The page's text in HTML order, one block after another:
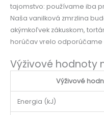
tajomstvo: používame iba
Naša vanilková zmrzlina
akýmkoľvek zákuskom,
horúčav vrelo odporúčame
Výživové hodnoty
Výživové
Energia (kJ)